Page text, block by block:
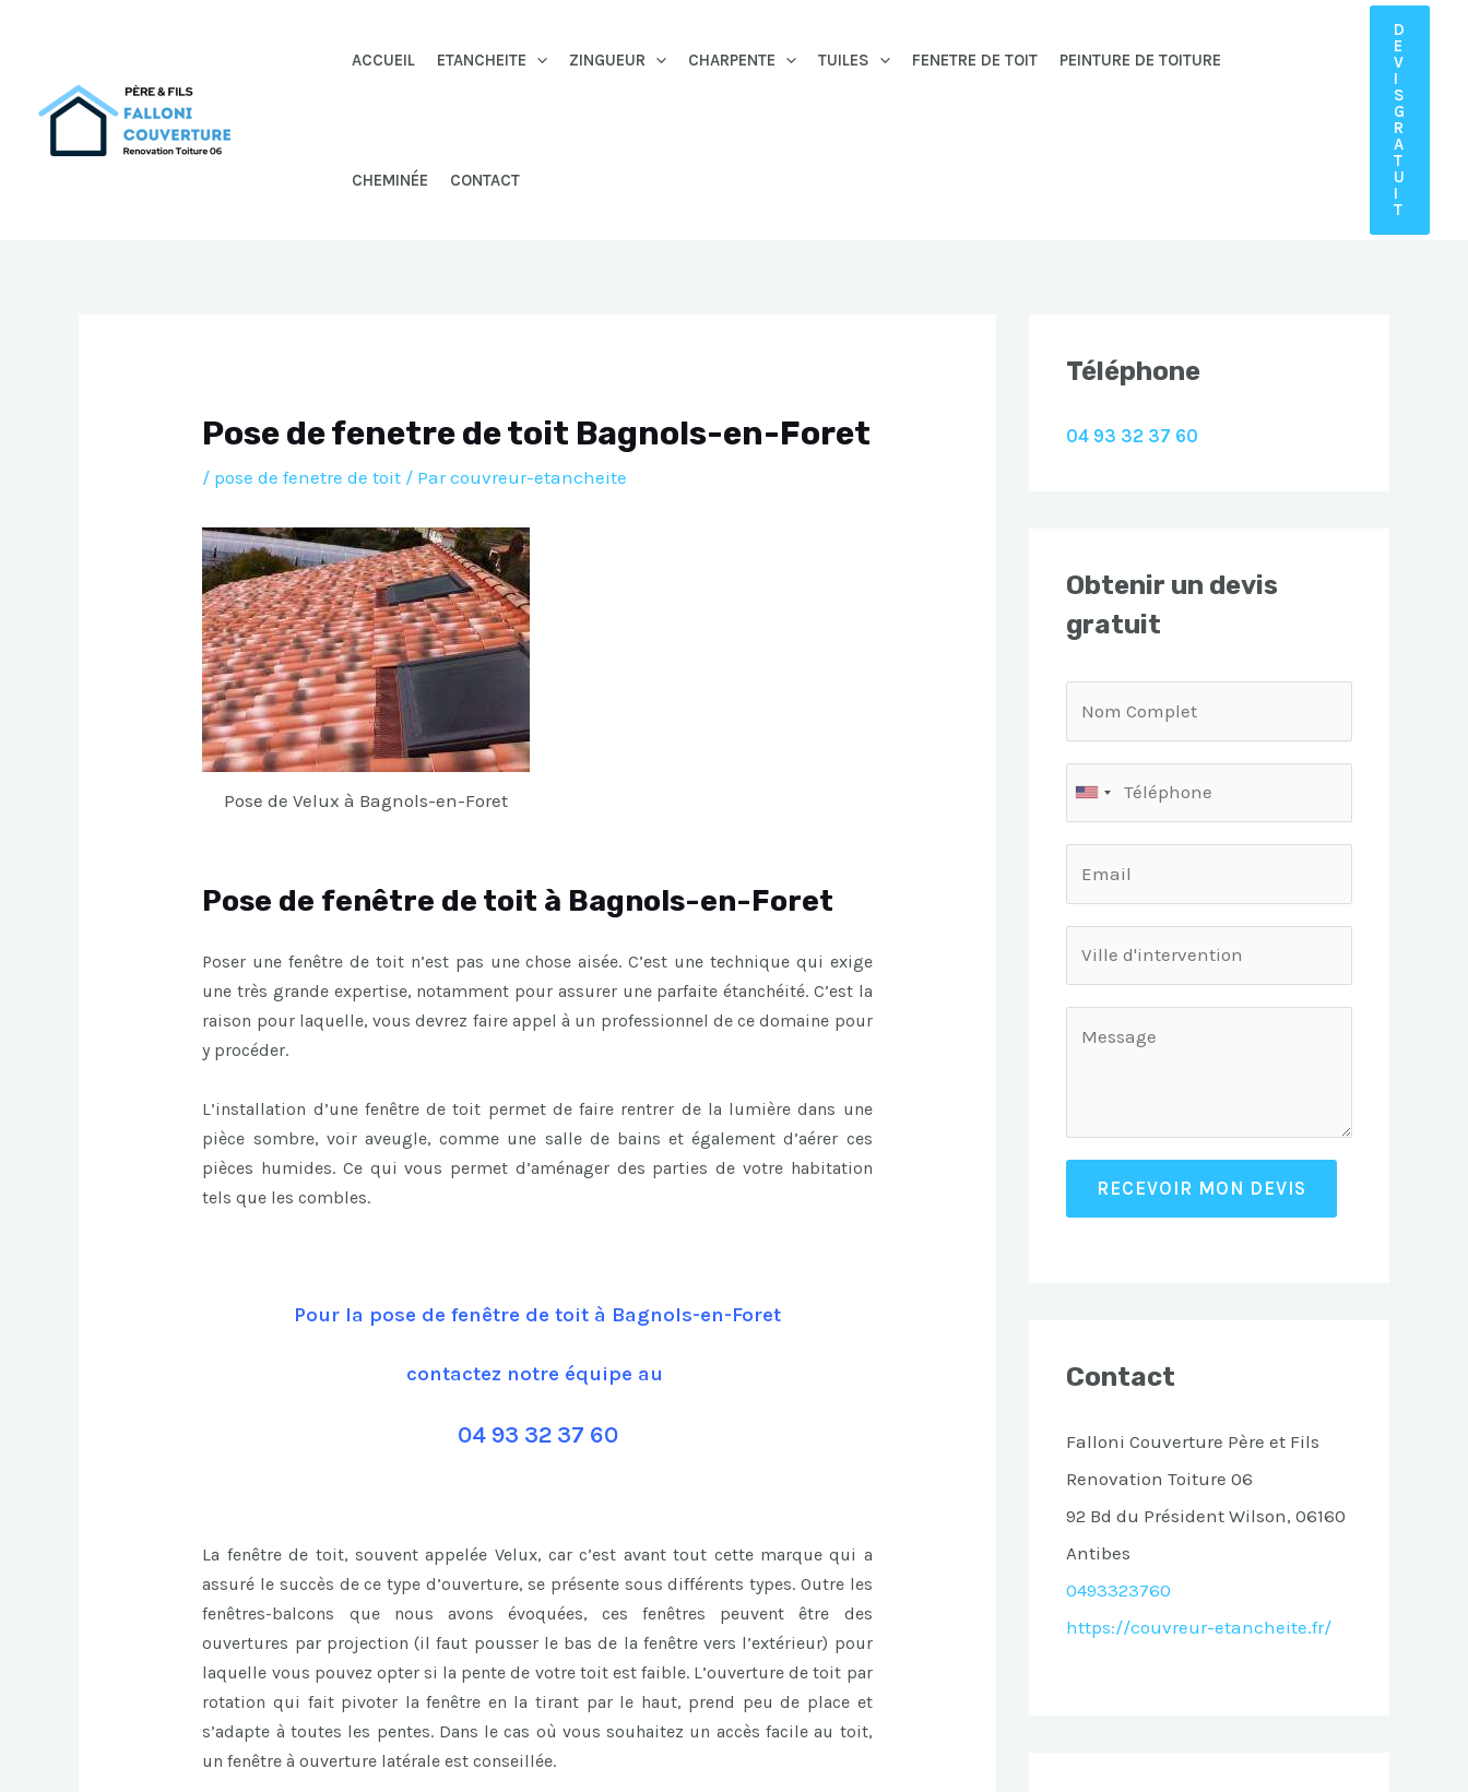
ACCUEIL ETANCHEITE ZINGUEUR CHARPENTE TUILES FENETRE DE TOIT PEINTURE DE TOITURE
CHEMINÉE CONTACT
D
E
V
I
S
G
R
A
T
U
I
T
Pose de fenetre de toit Bagnols-en-Foret
/ pose de fenetre de toit / Parcouvreur-etancheite
Pose de Velux à Bagnols-en-Foret
Pose de fenêtre de toit à Bagnols-en-Foret
Poser une fenêtre de toit n’est pas une chose aisée. C’est une technique qui exige
une très grande expertise, notamment pour assurer une parfaite étanchéité. C’est la
raison pour laquelle, vous devrez faire appel à un professionnel de ce domaine pour
y procéder.
L’installation d’une fenêtre de toit permet de faire rentrer de la lumière dans une
pièce sombre, voir aveugle, comme une salle de bains et également d’aérer ces
pièces humides. Ce qui vous permet d’aménager des parties de votre habitation
tels que les combles.
Pour la pose de fenêtre de toit à Bagnols-en-Foret
contactez notre équipe au
04 93 32 37 60
La fenêtre de toit, souvent appelée Velux, car c’est avant tout cette marque qui a
assuré le succès de ce type d’ouverture, se présente sous différents types. Outre les
fenêtres-balcons que nous avons évoquées, ces fenêtres peuvent être des
ouvertures par projection (il faut pousser le bas de la fenêtre vers l’extérieur) pour
laquelle vous pouvez opter si la pente de votre toit est faible. L’ouverture de toit par
rotation qui fait pivoter la fenêtre en la tirant par le haut, prend peu de place et
s’adapte à toutes les pentes. Dans le cas où vous souhaitez un accès facile au toit,
un fenêtre à ouverture latérale est conseillée.
Téléphone
04 93 32 37 60
Obtenir un devis
gratuit
RECEVOIR MON DEVIS
Contact
Falloni Couverture Père et Fils
Renovation Toiture 06
92 Bd du Président Wilson, 06160
Antibes
0493323760
https://couvreur-etancheite.fr/